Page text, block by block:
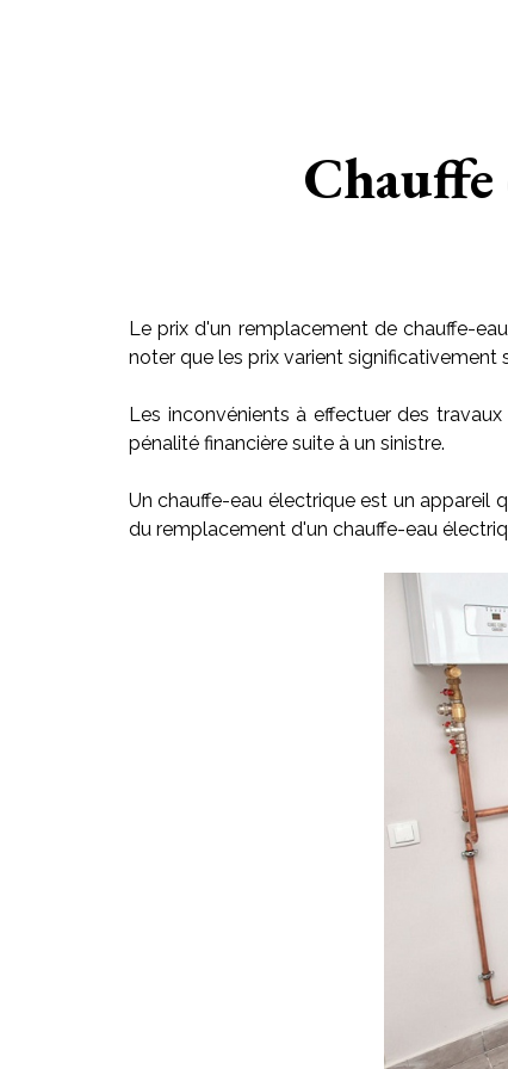
Chauffe
Le prix d'un remplacement de chauffe-
noter que les prix varient significativement
Les inconvénients à effectuer des
pénalité financière suite à un sinistre.
Un chauffe-eau électrique est un appareil
du remplacement d'un chauffe-eau